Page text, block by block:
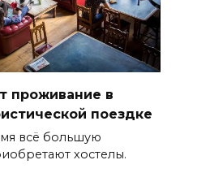
проживание в
поездке
всё большую
хостелы.